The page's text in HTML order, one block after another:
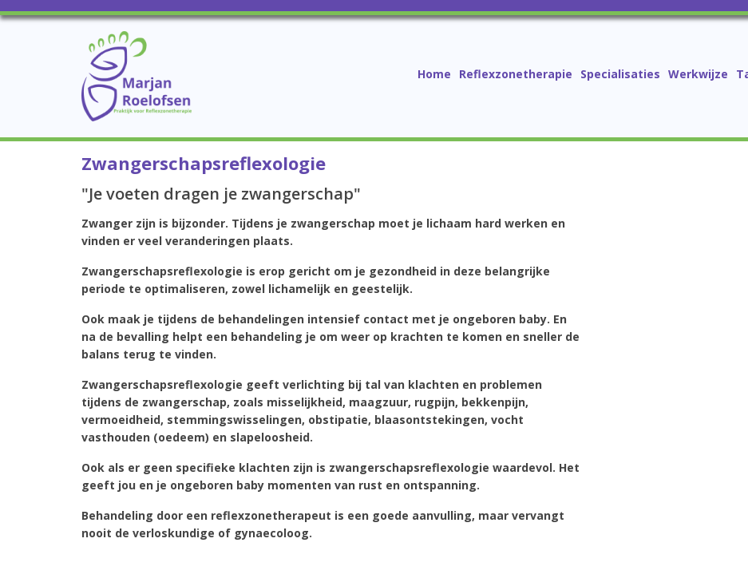
Home Reflexzonetherapie Specialisaties Werkwijze
Zwangerschapsreflexologie
"Je voeten dragen je zwangerschap"
Zwanger zijn is bijzonder. Tijdens je zwangerschap moet je lichaam hard werken en
vinden er veel veranderingen plaats.
Zwangerschapsreflexologie is erop gericht om je gezondheid in deze belangrijke
periode te optimaliseren, zowel lichamelijk en geestelijk.
Ook maak je tijdens de behandelingen intensief contact met je ongeboren baby. En
na de bevalling helpt een behandeling je om weer op krachten te komen en sneller de
balans terug te vinden.
Zwangerschapsreflexologie geeft verlichting bij tal van klachten en problemen
tijdens de zwangerschap, zoals misselijkheid, maagzuur, rugpijn, bekkenpijn,
vermoeidheid, stemmingswisselingen, obstipatie, blaasontstekingen, vocht
vasthouden (oedeem) en slapeloosheid.
Ook als er geen specifieke klachten zijn is zwangerschapsreflexologie waardevol. Het
geeft jou en je ongeboren baby momenten van rust en ontspanning.
Behandeling door een reflexzonetherapeut is een goede aanvulling, maar vervangt
nooit de verloskundige of gynaecoloog.